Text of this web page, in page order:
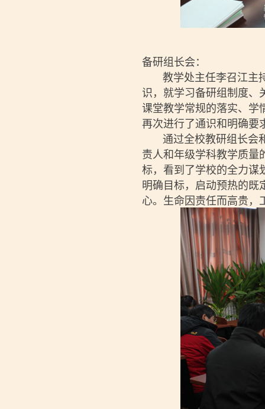
备研组长会：
教学处主任李召江主持
识，就学习备研组制度、
课堂教学常规的落实、学
再次进行了通识和明确要
通过全校教研组长会和
责人和年级学科教学质量
标，看到了学校的全力谋
明确目标，启动预热的既
心。生命因责任而高贵，